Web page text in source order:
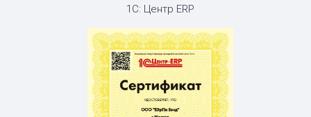
1С: Центр ERP